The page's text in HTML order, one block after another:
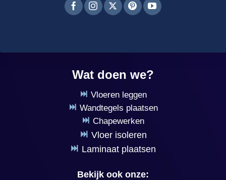
Wat doen we?
Vloeren leggen
Wandtegels plaatsen
Chapewerken
Vloer isoleren
Laminaat plaatsen
Bekijk ook onze: